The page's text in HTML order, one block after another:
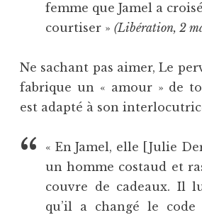
femme que Jamel a
courtiser » (Libération, 2
Ne sachant pas aimer, Le
fabrique un « amour » de
est adapté à son
« En Jamel, elle [Julie
un homme costaud et
couvre de cadeaux. Il
qu’il a changé le code